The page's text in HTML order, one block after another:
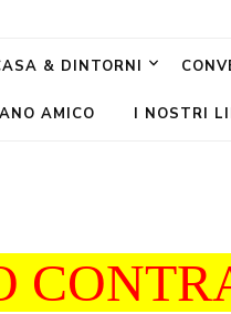
& DINTORNI
AMICO I NOSTRI